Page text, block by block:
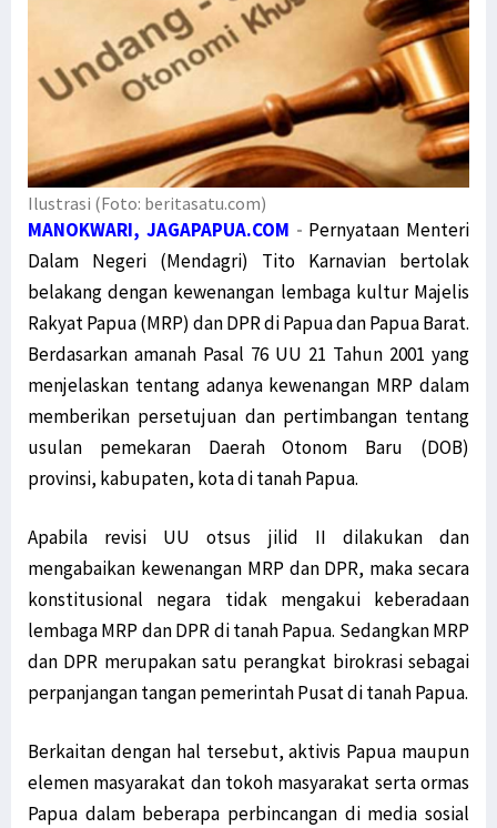
Ilustrasi (Foto: beritasatu.com)
MANOKWARI, JAGAPAPUA.COM - Pernyataan Menteri
Dalam Negeri (Mendagri) Tito Karnavian bertolak
belakang dengan kewenangan lembaga kultur Majelis
Rakyat Papua (MRP) dan DPR di Papua dan Papua Barat.
Berdasarkan amanah Pasal 76 UU 21 Tahun 2001 yang
menjelaskan tentang adanya kewenangan MRP dalam
memberikan persetujuan dan pertimbangan tentang
usulan pemekaran Daerah Otonom Baru (DOB)
provinsi, kabupaten, kota di tanah Papua.
Apabila revisi UU otsus jilid II dilakukan dan
mengabaikan kewenangan MRP dan DPR, maka secara
konstitusional negara tidak mengakui keberadaan
lembaga MRP dan DPR di tanah Papua. Sedangkan MRP
dan DPR merupakan satu perangkat birokrasi sebagai
perpanjangan tangan pemerintah Pusat di tanah Papua.
Berkaitan dengan hal tersebut, aktivis Papua maupun
elemen masyarakat dan tokoh masyarakat serta ormas
Papua dalam beberapa perbincangan di media sosial